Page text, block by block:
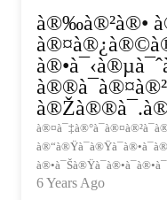
à®‰à®²à®•
6 Years Ago